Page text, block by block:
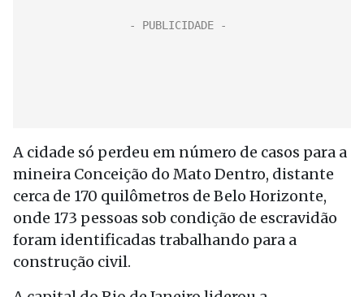
A cidade só perdeu em número de casos para a
mineira Conceição do Mato Dentro, distante
cerca de 170 quilômetros de Belo Horizonte,
onde 173 pessoas sob condição de escravidão
foram identificadas trabalhando para a
construção civil.